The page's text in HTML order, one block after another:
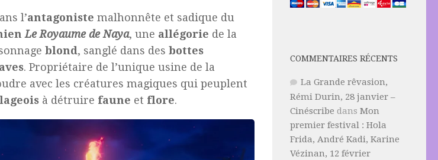
l’antagoniste malhonnête et sadique du
Le Royaume de Naya, une allégorie de la
blond, sanglé dans des bottes
. Propriétaire de l’unique usine de la
avec les créatures magiques qui peuplent
à détruire faune et flore.
COMMENTAIRES RÉCENTS
La Grande rêvasion,
Rémi Durin, 28 janvier –
Cinéscribe dans Mon
premier festival : Hola
Frida, André Kadi, Karine
Vézinan, 12 février